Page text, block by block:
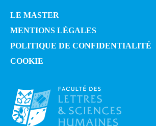
LE MASTER
MENTIONS LÉGALES
POLITIQUE DE CONFIDENTIALITÉ
COOKIE